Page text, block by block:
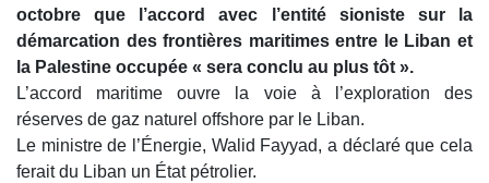
octobre que l’accord avec l’entité sioniste sur la
démarcation des frontières maritimes entre le Liban et
la Palestine occupée « sera conclu au plus tôt ».
L’accord maritime ouvre la voie à l’exploration des
réserves de gaz naturel offshore par le Liban.
Le ministre de l’Énergie, Walid Fayyad, a déclaré que cela
ferait du Liban un État pétrolier.